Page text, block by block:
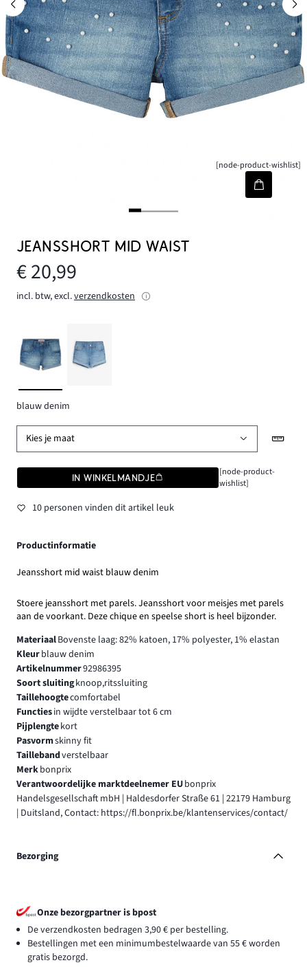
[node-product-wishlist]
JEANSSHORT MID WAIST
€ 20,99
incl. btw, excl.verzendkosten
blauw denim
Kies je maat
IN WINKELMANDJE
[node-product-
wishlist]
10 personen vinden dit artikel leuk
Productinformatie
Jeansshort mid waist blauw denim
Stoere jeansshort met parels. Jeansshort voor meisjes met parels
aan de voorkant. Deze chique en speelse short is heel bijzonder.
MateriaalBovenste laag: 82% katoen, 17% polyester, 1% elastan
Kleurblauw denim
Artikelnummer92986395
Soort sluitingknoop,ritssluiting
Taillehoogtecomfortabel
Functiesin wijdte verstelbaar tot 6 cm
Pijplengtekort
Pasvormskinny fit
Taillebandverstelbaar
Merkbonprix
Verantwoordelijke marktdeelnemer EUbonprix
Handelsgesellschaft mbH | Haldesdorfer Straße 61 | 22179 Hamburg
| Duitsland, Contact: https://fl.bonprix.be/klantenservices/contact/
Bezorging
Onze bezorgpartner is bpost
De verzendkosten bedragen 3,90 € per bestelling.
Bestellingen met een minimumbestelwaarde van 55 € worden
gratis bezorgd.